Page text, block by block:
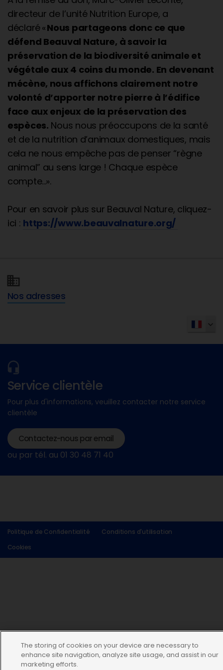
directeur de l’unité Nutrition Europe, a
déclaré «Nous partageons donc ce que
défend Beauval Nature, à savoir la
préservation de la biodiversité animale et
végétale aux 4 coins du monde. En devenant
mécène, nous affichons clairement notre
volonté d’apporter notre pierre à l’édifice
face aux enjeux de la préservation des
espèces. Nous nous préoccupons de la santé
et de la nutrition d’animaux domestiques, mais
cela ne nous empêche pas de penser “règne
animal” au sens large ! Chaque espèce
compte...».
Pour en savoir plus sur Beauval Nature, cliquez-
ici : https://www.beauvalnature.org/
Nos adresses
Service clientèle
Pour plus d'informations, veuillez contacter notre service
clientèle
Contactez-nous par email
ou par tél. au 01 30 48 71 40
Politique de Confidentialité
Conditions d'utilisation
Cookies
The storing of cookies on your device are necessary to
enhance site navigation, analyze site usage, and assist in our
marketing efforts.